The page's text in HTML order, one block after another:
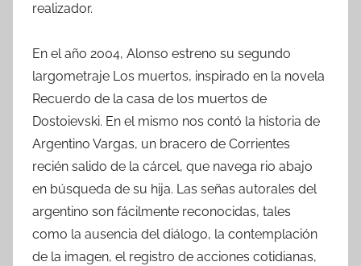
realizador.
En el año 2004, Alonso estreno su segundo
largometraje Los muertos, inspirado en la novela
Recuerdo de la casa de los muertos de
Dostoievski. En el mismo nos contó la historia de
Argentino Vargas, un bracero de Corrientes
recién salido de la cárcel, que navega rio abajo
en búsqueda de su hija. Las señas autorales del
argentino son fácilmente reconocidas, tales
como la ausencia del diálogo, la contemplación
de la imagen, el registro de acciones cotidianas,